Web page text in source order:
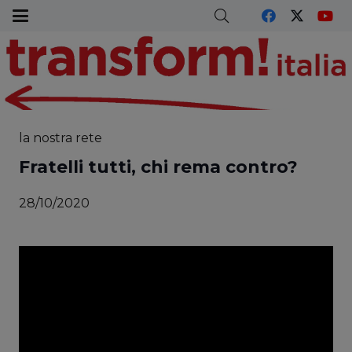
la nostra rete
Fratelli tutti, chi rema contro?
28/10/2020